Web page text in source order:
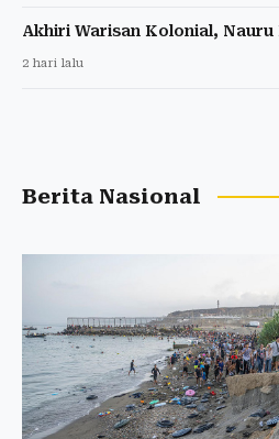
Akhiri Warisan Kolonial,
2 hari lalu
Berita Nasional